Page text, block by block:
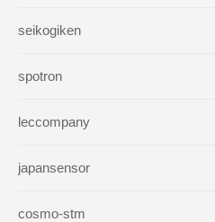
seikogiken
spotron
leccompany
japansensor
cosmo-stm